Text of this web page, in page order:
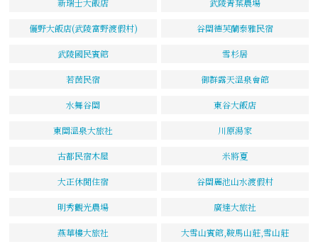
新瑞士大飯店 武陵青葉農場
儷野大飯店(武陵富野渡假村) 谷關德芙蘭泰雅民宿
武陵國民賓館 雪杉居
若茵民宿 御群露天溫泉會館
水舞谷關 東谷大飯店
東關溫泉大旅社 川原湯家
古都民宿木屋 米將夏
大正休閒住宿 谷關麗池山水渡假村
明秀觀光農場 廣達大旅社
燕華樓大旅社 大雪山賓館,鞍馬山莊,雪山莊